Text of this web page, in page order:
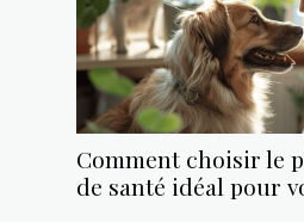
Comment choisir le
de santé idéal pour